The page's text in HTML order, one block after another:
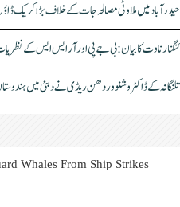
حیدرآباد میں ملاوٹی مصالحہ جات کے خلاف بڑا کریک ڈاؤن، 25 ٹن سے زائد مصالحے ضبط، 3
کنگنا رناوت کا بیان: بی جے پی اور آر ایس ایس کے
تلنگانہ کے ڈاکٹر وشنو وردھن ریڈی نے دبئی میں
Whales From Ship Strikes